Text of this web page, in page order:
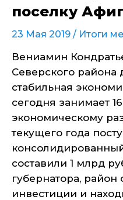
поселку
23 Мая 2019 / Итоги
Вениамин
Северского района
стабильная
сегодня занимает
экономическому
текущего года
составили 1 млрд
губернатора, район
инвестиции и